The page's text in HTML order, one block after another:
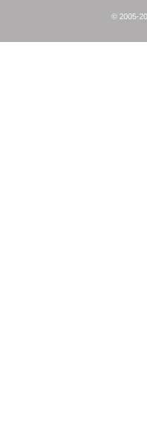
© 2005-